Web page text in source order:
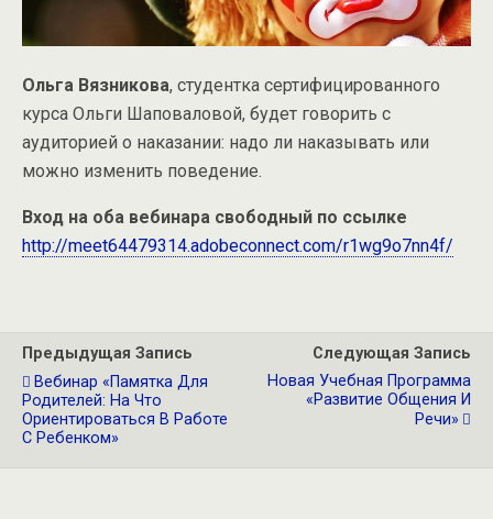
Ольга Вязникова, студентка сертифицированного
курса Ольги Шаповаловой, будет говорить с
аудиторией о наказании: надо ли наказывать или
можно изменить поведение.
Вход на оба вебинара свободный по ссылке
http://meet64479314.adobeconnect.com/r1wg9o7nn4f/
Предыдущая Запись
Вебинар «Памятка Для
Родителей: На Что
Ориентироваться В Работе
С Ребенком»
Следующая Запись
Новая Учебная Программа
«Развитие Общения И
Речи»